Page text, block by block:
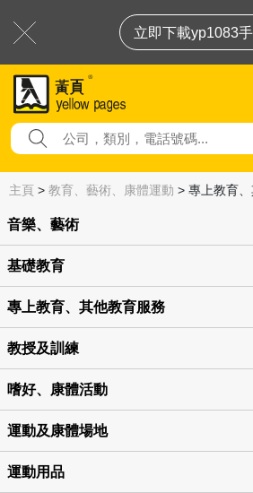
立即下載yp1083
主頁 > 教育、藝術、康體運動 > 專上教育
音樂、藝術
基礎教育
專上教育、其他教育服務
教授及訓練
嗜好、康體活動
運動及康體場地
運動用品